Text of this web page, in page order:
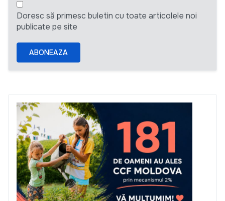
Doresc să primesc buletin cu toate articolele noi
publicate pe site
ABONEAZA